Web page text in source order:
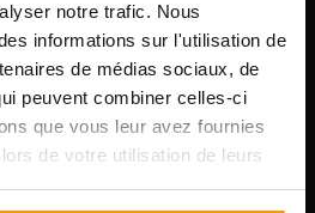
notre trafic. Nous
informations sur l'utilisation de
de médias sociaux, de
peuvent combiner celles-ci
que vous leur avez fournies
de votre utilisation de leurs
Tallinn, Kesklinna linnaosa,